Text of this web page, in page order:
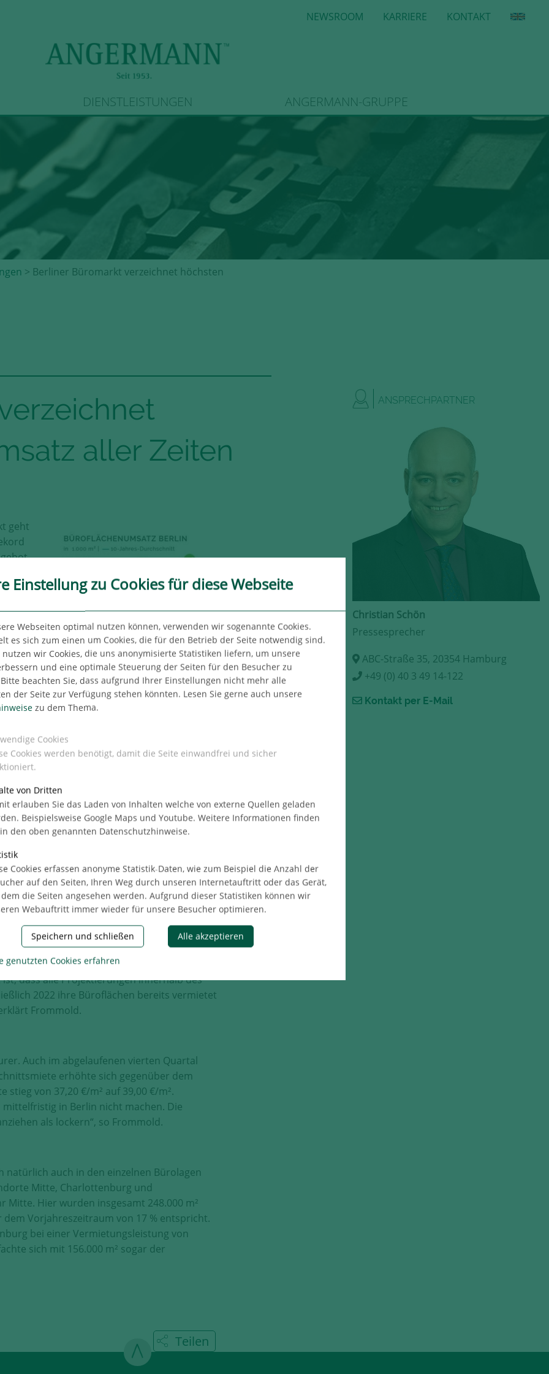
NEWSROOM KARRIERE KONTAKT
DIENSTLEISTUNGEN ANGERMANN-GRUPPE
> Berliner Büromarkt verzeichnet höchsten
aller Zeiten
geht
303.000 m². Verglichen mit dem Vorjahr
19 %. „Ob 2020 ein ähnlich hohes
zwischen Angebot und
Großgesuche im Markt vorhanden.
Großgesuch, bedingt durch eine
Ein Flächenumsatz von mindestens
715.000 m² liegt, sollte auf jeden Fall
nach jedem Quartal auf einen neuen
2019 verringerte sich das Angebot an freien
von 23,4 Mio. m²
der fehlenden Alternativen im
Neubauprojekte aus. „Bis 2024
Effekt dies auf die Angebotssituation auf
verschlechternden wirtschaftlichen Situation
dass alle Projektierungen innerhalb des
2022 ihre Büroflächen bereits vermietet
Frommold.
Auch im abgelaufenen vierten Quartal
erhöhte sich gegenüber dem
stieg von 37,20 €/m² auf 39,00 €/m².
in Berlin nicht machen. Die
als lockern“, so Frommold.
auch in den einzelnen Bürolagen
Mitte, Charlottenburg und
Hier wurden insgesamt 248.000 m²
Vorjahreszeitraum von 17 % entspricht.
bei einer Vermietungsleistung von
sich mit 156.000 m² sogar der
Teilen
ANSPRECHPARTNER
Christian Schön
Pressesprecher
ABC-Straße 35, 20354 Hamburg
+49 (0) 40 3 49 14-122
Kontakt per E-Mail
Einstellung zu Cookies für diese Webseite
Webseiten optimal nutzen können, verwenden wir sogenannte Cookies.
es sich zum einen um Cookies, die für den Betrieb der Seite notwendig sind.
wir Cookies, die uns anonymisierte Statistiken liefern, um unsere
und eine optimale Steuerung der Seiten für den Besucher zu
beachten Sie, dass aufgrund Ihrer Einstellungen nicht mehr alle
der Seite zur Verfügung stehen könnten. Lesen Sie gerne auch unsere
zu dem Thema.
Cookies
Cookies werden benötigt, damit die Seite einwandfrei und sicher
von Dritten
erlauben Sie das Laden von Inhalten welche von externe Quellen geladen
Beispielsweise Google Maps und Youtube. Weitere Informationen finden
den oben genannten Datenschutzhinweise.
Cookies erfassen anonyme Statistik-Daten, wie zum Beispiel die Anzahl der
auf den Seiten, Ihren Weg durch unseren Internetauftritt oder das Gerät,
die Seiten angesehen werden. Aufgrund dieser Statistiken können wir
Webauftritt immer wieder für unsere Besucher optimieren.
Speichern und schließen Alle akzeptieren
genutzten Cookies erfahren